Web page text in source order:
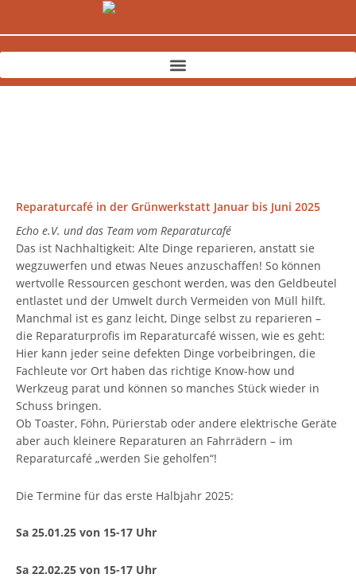
Reparaturcafé in der Grünwerkstatt Januar bis Juni 2025
Echo e.V. und das Team vom Reparaturcafé
Das ist Nachhaltigkeit: Alte Dinge reparieren, anstatt sie
wegzuwerfen und etwas Neues anzuschaffen! So können
wertvolle Ressourcen geschont werden, was den Geldbeutel
entlastet und der Umwelt durch Vermeiden von Müll hilft.
Manchmal ist es ganz leicht, Dinge selbst zu reparieren –
die Reparaturprofis im Reparaturcafé wissen, wie es geht:
Hier kann jeder seine defekten Dinge vorbeibringen, die
Fachleute vor Ort haben das richtige Know-how und
Werkzeug parat und können so manches Stück wieder in
Schuss bringen.
Ob Toaster, Föhn, Pürierstab oder andere elektrische Geräte
aber auch kleinere Reparaturen an Fahrrädern – im
Reparaturcafé „werden Sie geholfen“!
Die Termine für das erste Halbjahr 2025:
Sa 25.01.25 von 15-17 Uhr
Sa 22.02.25 von 15-17 Uhr